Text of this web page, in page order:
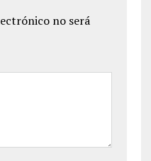
no será